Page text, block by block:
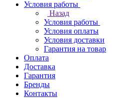
Условия работы
Назад
Условия работы
Условия оплаты
Условия доставки
Гарантия на товар
Оплата
Доставка
Гарантия
Бренды
Контакты